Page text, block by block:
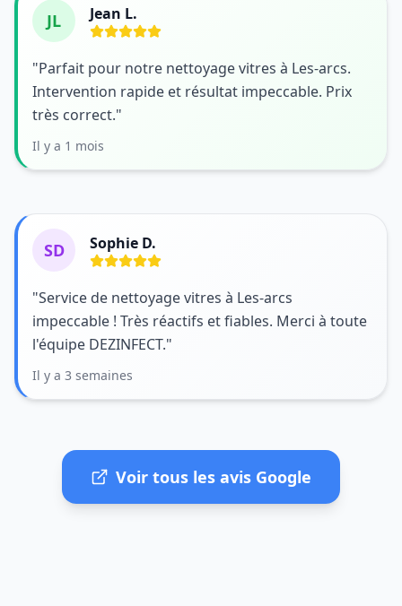
JL Jean L.
"Parfait pour notre nettoyage vitres à Les-arcs.
Intervention rapide et résultat impeccable. Prix
très correct."
Il y a 1 mois
SD Sophie D.
"Service de nettoyage vitres à Les-arcs
impeccable ! Très réactifs et fiables. Merci à toute
l'équipe DEZINFECT."
Il y a 3 semaines
Voir tous les avis Google